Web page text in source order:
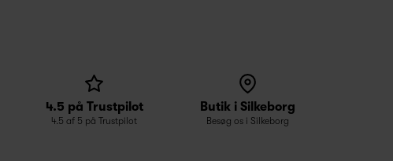
4.5 på Trustpilot
4.5 af 5 på Trustpilot
Butik i Silkeborg
Besøg os i Silkeborg